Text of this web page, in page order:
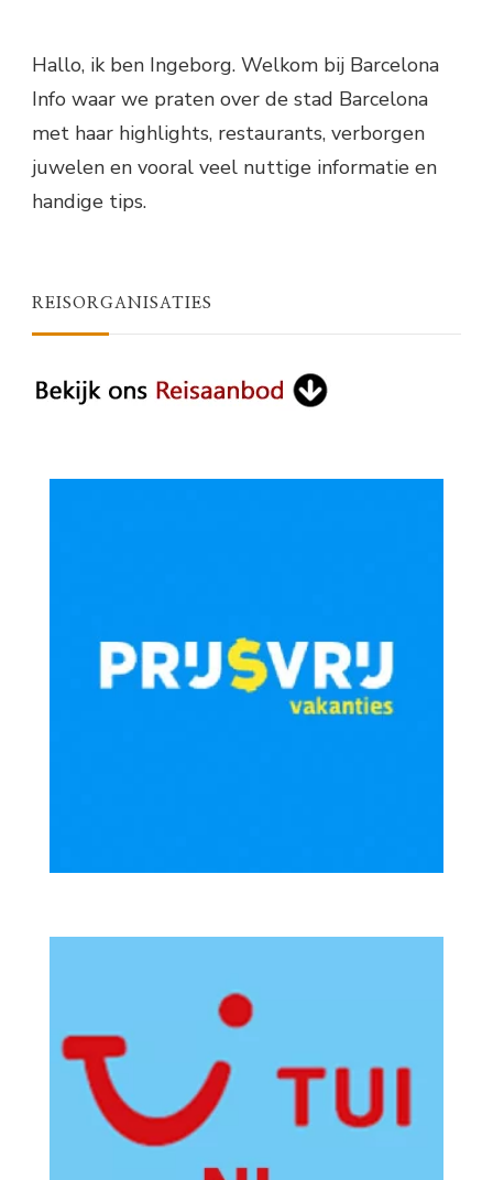
Hallo, ik ben Ingeborg. Welkom bij Barcelona
Info waar we praten over de stad Barcelona
met haar highlights, restaurants, verborgen
juwelen en vooral veel nuttige informatie en
handige tips.
REISORGANISATIES